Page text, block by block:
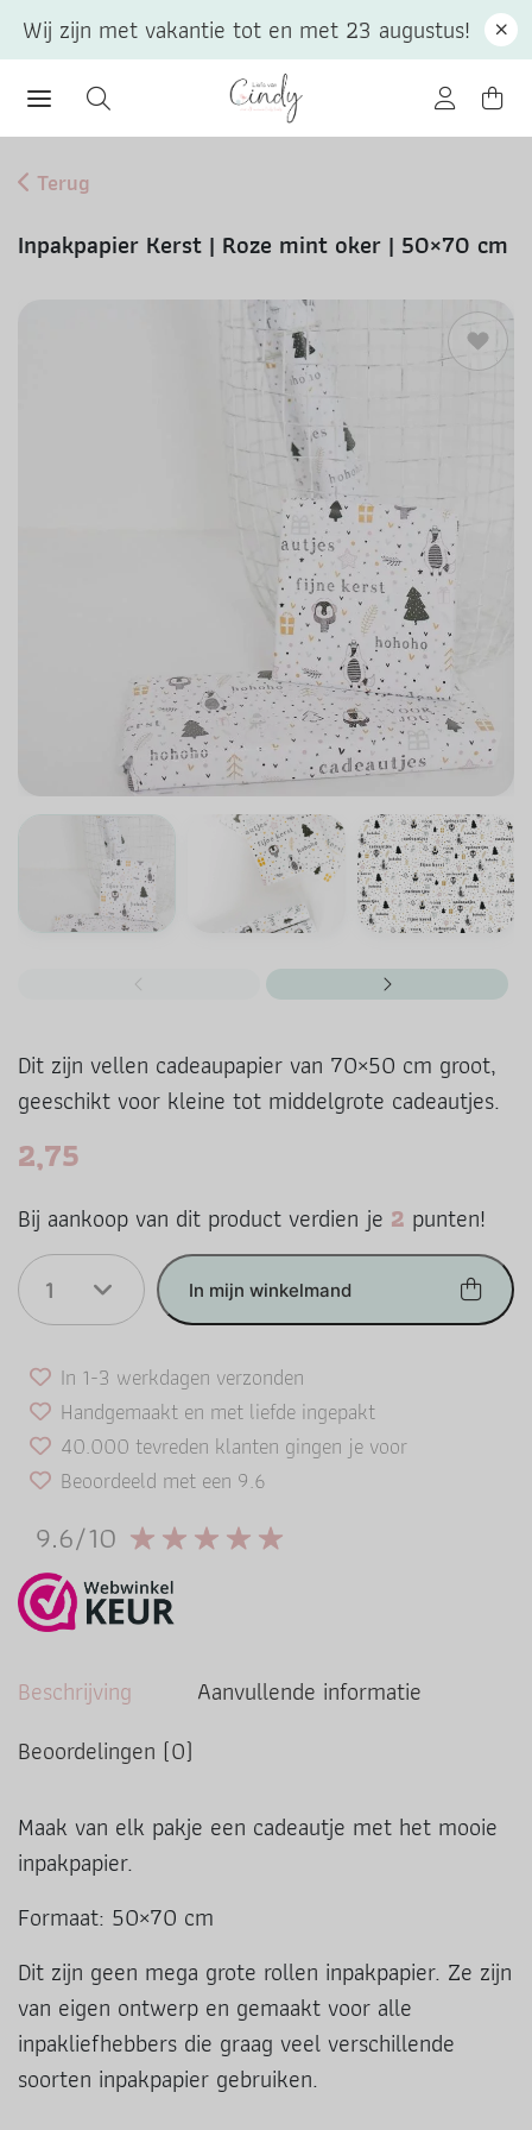
Terug
Inpakpapier Kerst | Roze mint oker | 50×70 cm
Dit zijn vellen cadeaupapier van 70×50 cm groot,
geeschikt voor kleine tot middelgrote cadeautjes.
2,75
Bij aankoop van dit product verdien je 2 punten!
1
In mijn winkelmand
In 1-3 werkdagen verzonden
Handgemaakt en met liefde ingepakt
40.000 tevreden klanten gingen je voor
Beoordeeld met een 9.6
9.6/10
Beschrijving
Aanvullende informatie
Beoordelingen (0)
Maak van elk pakje een cadeautje met het mooie
inpakpapier.
Formaat: 50×70 cm
Dit zijn geen mega grote rollen inpakpapier. Ze zijn
van eigen ontwerp en gemaakt voor alle
inpakliefhebbers die graag veel verschillende
soorten inpakpapier gebruiken.
Wij zijn met vakantie tot en met 23 augustus!